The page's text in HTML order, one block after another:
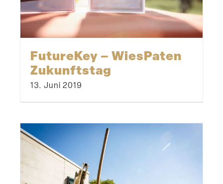
FutureKey – WiesPaten
Zukunftstag
13. Juni 2019